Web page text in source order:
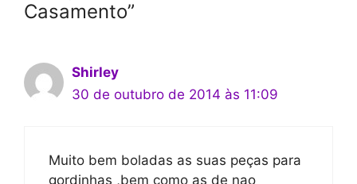
Casamento”
Shirley
30 de outubro de 2014 às 11:09
Muito bem boladas as suas peças para
gordinhas ,bem como as de nao